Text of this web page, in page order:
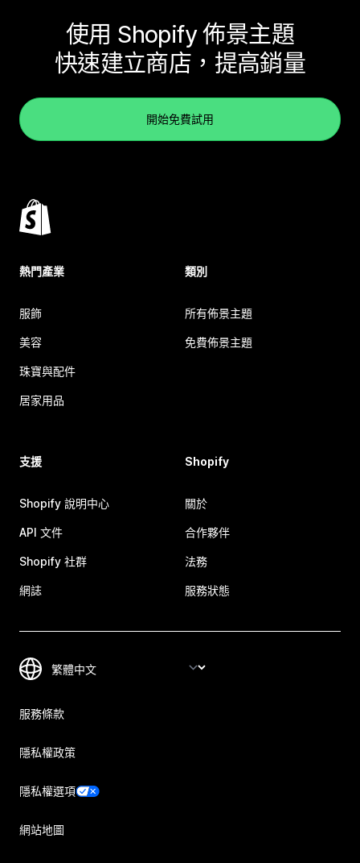
使用 Shopify 佈景主題
快速建立商店，提高銷量
開始免費試用
熱門產業
服飾
美容
珠寶與配件
居家用品
類別
所有佈景主題
免費佈景主題
支援
Shopify 說明中心
API 文件
Shopify 社群
網誌
Shopify
關於
合作夥伴
法務
服務狀態
服務條款
隱私權政策
隱私權選項
網站地圖